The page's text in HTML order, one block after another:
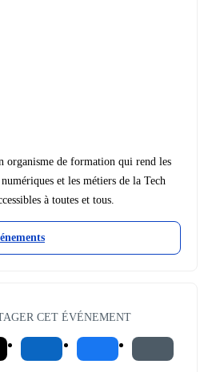
organisme de formation qui rend les
numériques et les métiers de la Tech
à toutes et tous.
CET ÉVÉNEMENT